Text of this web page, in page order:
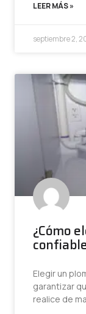
LEER MÁS »
septiembre 2,
¿Cómo
Elegir un
garantizar
realice de